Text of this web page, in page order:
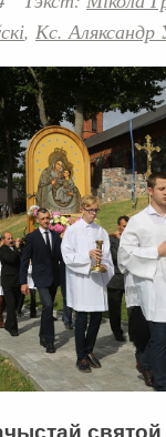
, Кс. Аляксандр